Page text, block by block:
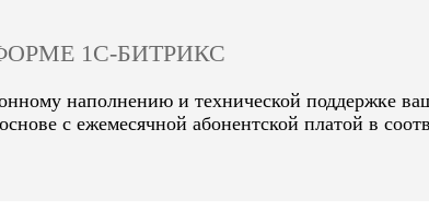
1С-БИТРИКС
наполнению и технической поддержке
с ежемесячной абонентской платой в